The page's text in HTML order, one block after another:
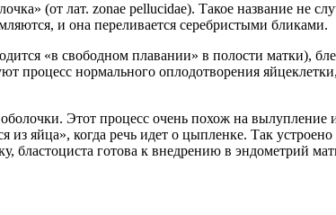
(от лат. zonae pellucidae). Такое название не
и она переливается серебристыми бликами.
«в свободном плавании» в полости матки),
нормального оплодотворения
Этот процесс очень похож на
яйца», когда речь идет о цыпленке. Так
бластоциста готова к внедрению в эндометрий